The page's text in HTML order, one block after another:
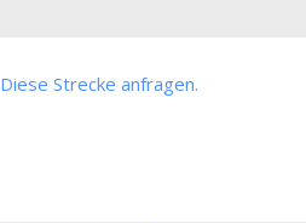
Diese Strecke anfragen.